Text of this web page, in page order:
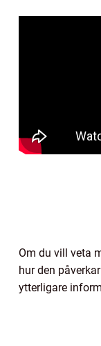
Om du vill veta
hur den
ytterligare